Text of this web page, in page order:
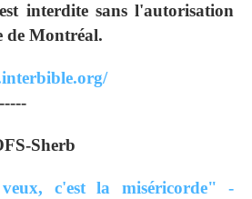
interdite sans l'autorisation
de Montréal.
Sherb
c'est la miséricorde" -